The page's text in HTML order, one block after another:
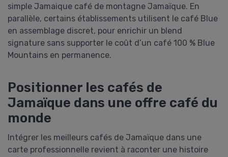
simple Jamaique café de montagne Jamaïque. En
parallèle, certains établissements utilisent le café Blue
en assemblage discret, pour enrichir un blend
signature sans supporter le coût d’un café 100 % Blue
Mountains en permanence.
Positionner les cafés de
Jamaïque dans une offre café du
monde
Intégrer les meilleurs cafés de Jamaïque dans une
carte professionnelle revient à raconter une histoire